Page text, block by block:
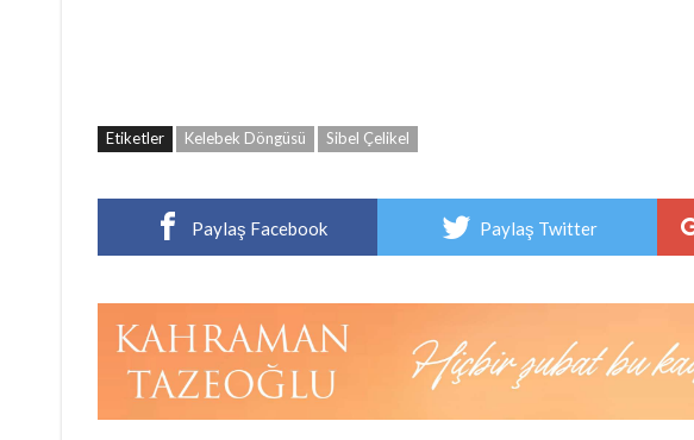
Etiketler Kelebek Döngüsü Sibel Çelikel
Paylaş Facebook Paylaş Twitter